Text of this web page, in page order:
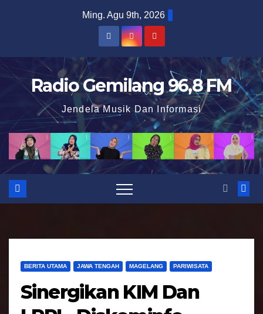
t
o
n
Ming. Agu 9th, 2026
Radio Gemilang 96,8 FM
Jendela Musik Dan Informasi
BERITA UTAMA JAWA TENGAH MAGELANG PARIWISATA
Sinergikan KIM Dan